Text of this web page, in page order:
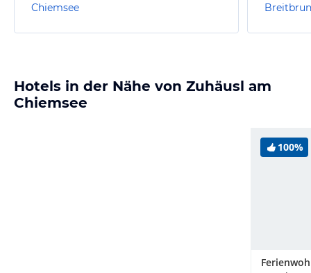
Chiemsee
Hotels in der Nähe von Zuhäusl am
Chiemsee
100%